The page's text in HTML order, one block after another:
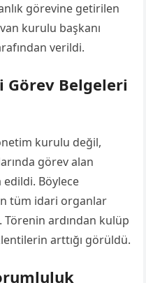
görevine getirilen
kurulu başkanı
verildi.
Görev Belgeleri
kurulu değil,
görev alan
Böylece
tüm idari organlar
Törenin ardından kulüp
arttığı görüldü.